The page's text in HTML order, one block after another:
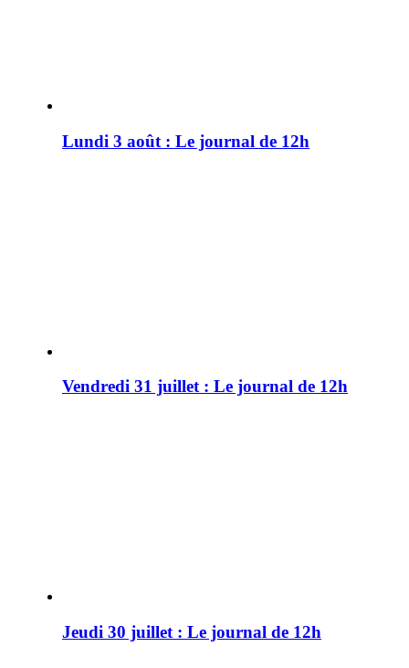
Lundi 3 août : Le journal de 12h
Vendredi 31 juillet : Le journal de 12h
Jeudi 30 juillet : Le journal de 12h